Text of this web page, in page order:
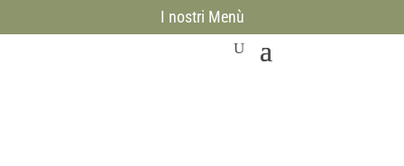
I nostri Menù